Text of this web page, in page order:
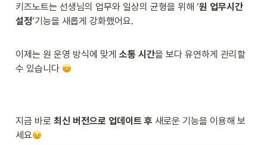
키즈노트는 선생님의 업무와 일상의 균형을 위해 ‘원 업무시간
설정’기능을 새롭게 강화했어요.
이제는 원 운영 방식에 맞게 소통 시간을 보다 유연하게 관리할
수 있습니다
지금 바로 최신 버전으로 업데이트 후 새로운 기능을 이용해 보
세요